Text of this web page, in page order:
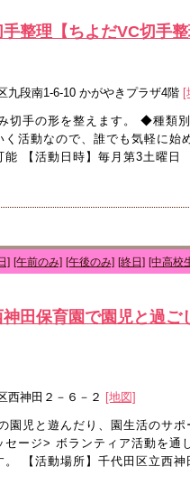
整理【ちよだVC切手
九段南1-6-10 かがやきプラザ4階 [
切手の形を整えます。 ◆種類
く活動なので、誰でも気軽に
能 【活動日時】毎月第3土曜
] [午前のみ] [午後のみ] [終日] [中高校
田保育園で園児と過
西神田２－６－２ [地図]
園児と遊んだり、園生活のサ
セージ> ボランティア活動を
。 【活動場所】千代田区立西